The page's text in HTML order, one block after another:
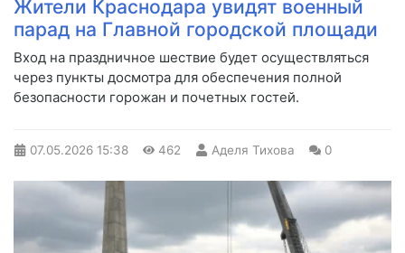
Жители Краснодара увидят военный
парад на Главной городской площади
Вход на праздничное шествие будет осуществляться
через пункты досмотра для обеспечения полной
безопасности горожан и почетных гостей.
07.05.2026 15:38 462 Аделя Тихова 0